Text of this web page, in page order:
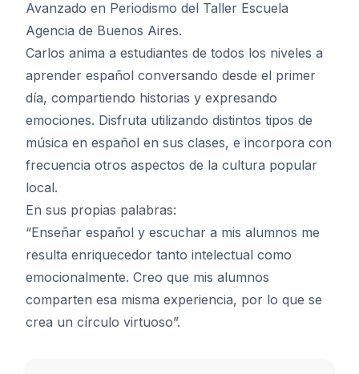
Avanzado en Periodismo del Taller Escuela
Agencia de Buenos Aires.
Carlos anima a estudiantes de todos los niveles a
aprender español conversando desde el primer
día, compartiendo historias y expresando
emociones. Disfruta utilizando distintos tipos de
música en español en sus clases, e incorpora con
frecuencia otros aspectos de la cultura popular
local.
En sus propias palabras:
“Enseñar español y escuchar a mis alumnos me
resulta enriquecedor tanto intelectual como
emocionalmente. Creo que mis alumnos
comparten esa misma experiencia, por lo que se
crea un círculo virtuoso”.